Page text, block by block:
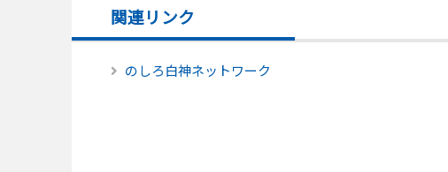
関連リンク
のしろ白神ネットワーク